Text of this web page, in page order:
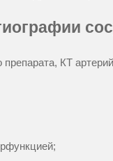
препарата, КТ